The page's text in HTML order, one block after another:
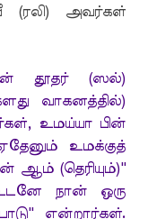
(ரலி) அவர்கள்
தூதர் (ஸல்)
வாகனத்தில்)
உமய்யா பின்
உமக்குத்
ஆம் (தெரியும்)''
நான் ஒரு
என்றார்கள்.